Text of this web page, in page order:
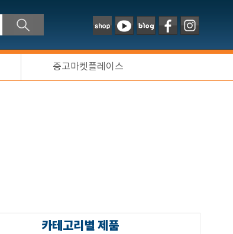
중고마켓플레이스
카테고리별 제품